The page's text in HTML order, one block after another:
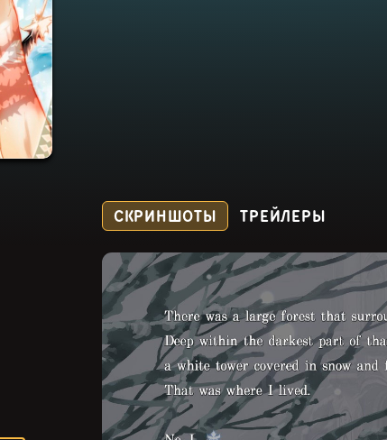
СКРИНШОТЫ ТРЕЙЛЕРЫ